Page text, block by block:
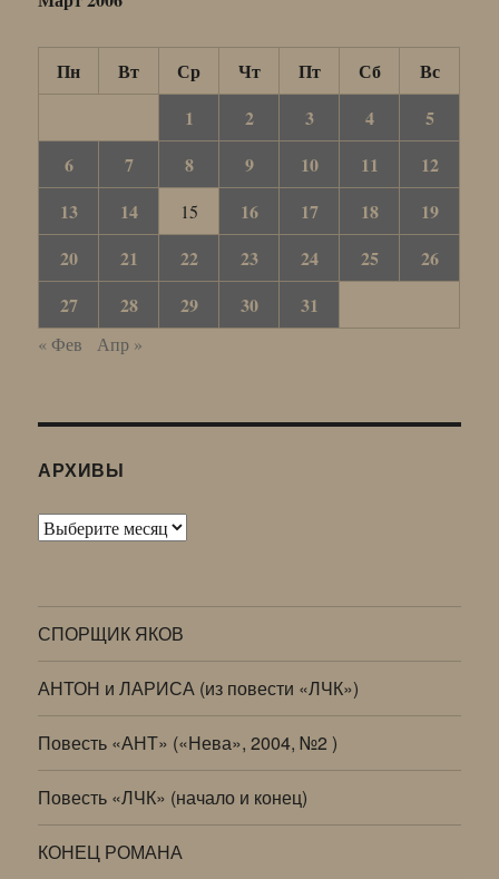
Пн Вт Ср Чт Пт Сб
Вс
1
2 3 4
5
6
7 8 9 10 11
12
13
14 15 16 17 18
19
20
21 22 23 24 25
26
27
28 29 30 31
« Фев Апр »
АРХИВЫ
Архивы
СПОРЩИК ЯКОВ
АНТОН и ЛАРИСА (из повести «ЛЧК»)
Повесть «АНТ» («Нева», 2004, №2 )
Повесть «ЛЧК» (начало и конец)
КОНЕЦ РОМАНА